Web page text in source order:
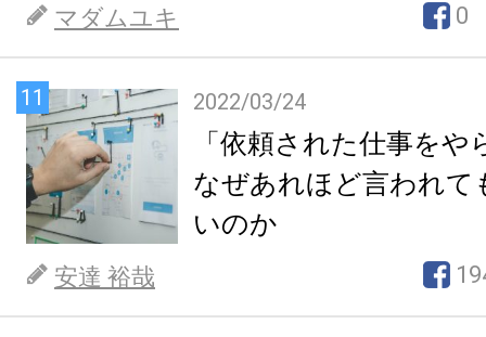
マダムユキ 0
11 2022/03/24
「依頼された仕事を
なぜあれほど言われて
いのか
安達 裕哉